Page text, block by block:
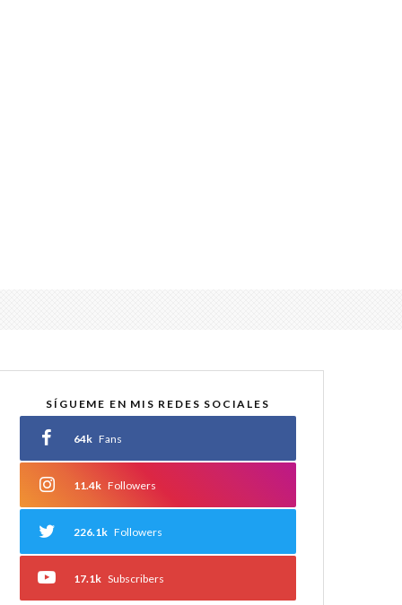
SÍGUEME EN MIS REDES SOCIALES
64k Fans
11.4k Followers
226.1k Followers
17.1k Subscribers